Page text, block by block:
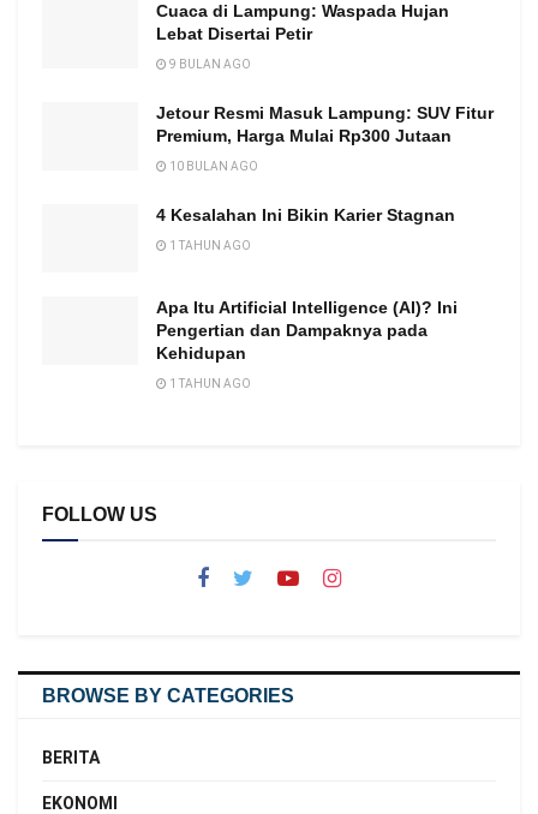
Cuaca di Lampung: Waspada Hujan
Lebat Disertai Petir
9 BULAN AGO
Jetour Resmi Masuk Lampung: SUV Fitur
Premium, Harga Mulai Rp300 Jutaan
10 BULAN AGO
4 Kesalahan Ini Bikin Karier Stagnan
1 TAHUN AGO
Apa Itu Artificial Intelligence (AI)? Ini
Pengertian dan Dampaknya pada
Kehidupan
1 TAHUN AGO
FOLLOW US
BROWSE BY CATEGORIES
BERITA
EKONOMI